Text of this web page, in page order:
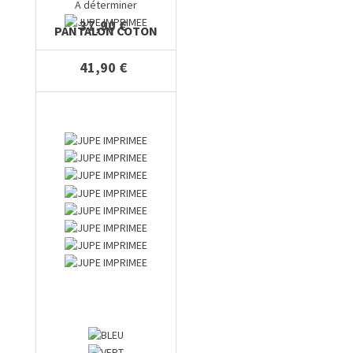
37,90 €
PANTALON COTON
41,90 €
A déterminer